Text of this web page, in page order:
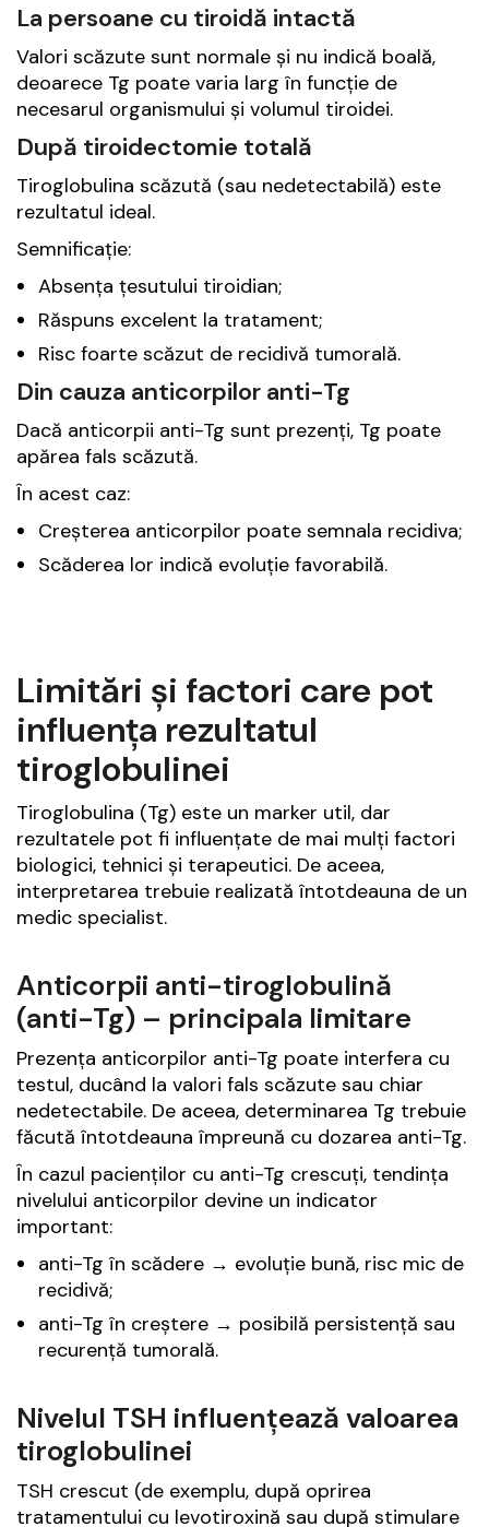
La persoane cu tiroidă intactă
Valori scăzute sunt normale și nu indică boală,
deoarece Tg poate varia larg în funcție de
necesarul organismului și volumul tiroidei.
După tiroidectomie totală
Tiroglobulina scăzută (sau nedetectabilă) este
rezultatul ideal.
Semnificație:
Absența țesutului tiroidian;
Răspuns excelent la tratament;
Risc foarte scăzut de recidivă tumorală.
Din cauza anticorpilor anti-Tg
Dacă anticorpii anti-Tg sunt prezenți, Tg poate
apărea fals scăzută.
În acest caz:
Creșterea anticorpilor poate semnala recidiva;
Scăderea lor indică evoluție favorabilă.
Limitări și factori care pot
influența rezultatul
tiroglobulinei
Tiroglobulina (Tg) este un marker util, dar
rezultatele pot fi influențate de mai mulți factori
biologici, tehnici și terapeutici. De aceea,
interpretarea trebuie realizată întotdeauna de un
medic specialist.
Anticorpii anti-tiroglobulină
(anti-Tg) – principala limitare
Prezența anticorpilor anti-Tg poate interfera cu
testul, ducând la valori fals scăzute sau chiar
nedetectabile. De aceea, determinarea Tg trebuie
făcută întotdeauna împreună cu dozarea anti-Tg.
În cazul pacienților cu anti-Tg crescuți, tendința
nivelului anticorpilor devine un indicator
important:
anti-Tg în scădere → evoluție bună, risc mic de
recidivă;
anti-Tg în creștere → posibilă persistență sau
recurență tumorală.
Nivelul TSH influențează valoarea
tiroglobulinei
TSH crescut (de exemplu, după oprirea
tratamentului cu levotiroxină sau după stimulare